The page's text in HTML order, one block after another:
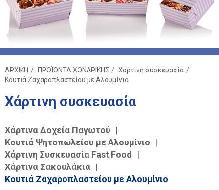
ΑΡΧΙΚΗ ΠΡΟΪΟΝΤΑ ΧΟΝΔΡΙΚΗΣ
Χάρτινη συσκευασία
Κουτιά Ζαχαροπλαστείου με Αλουμίνιο
Χάρτινη συσκευασία
Χάρτινα Δοχεία Παγωτού
|
Κουτιά Ψητοπωλείου με Αλουμίνιο
|
Χάρτινη Συσκευασία Fast Food
|
Χάρτινα Σακουλάκια |
Κουτιά Ζαχαροπλαστείου με Αλουμίνιο